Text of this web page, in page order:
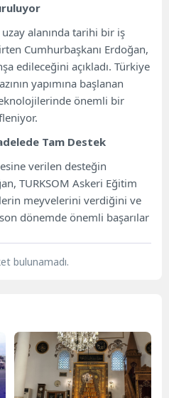
alanında tarihi bir iş
Cumhurbaşkanı Erdoğan,
edileceğini açıkladı. Türkiye
yapımına başlanan
önemli bir
Tam Destek
verilen desteğin
TURKSOM Askeri Eğitim
meyvelerini verdiğini ve
dönemde önemli başarılar
bulunamadı.